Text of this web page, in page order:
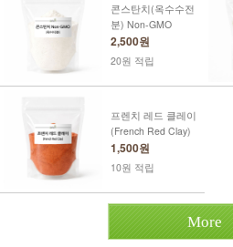
콘스탄치(옥수수전
분) Non-GMO
2,500원
20원 적립
프렌치 레드 클레이
(French Red Clay)
1,500원
10원 적립
More